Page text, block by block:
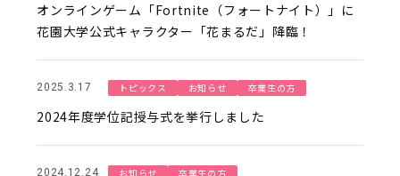
オンラインゲーム「Fortnite（フォートナイト）」に
花園大学公式キャラクター「花まるだ」降臨！
2025.3.17 トピックス お知らせ 卒業生の方
2024年度学位記授与式を挙行しました
2024.12.24 お知らせ 卒業生の方